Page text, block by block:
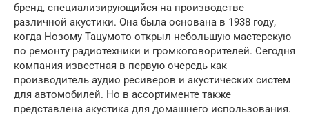
бренд, специализирующийся на производстве
различной акустики. Она была основана в 1938 году,
когда Нозому Тацумото открыл небольшую мастерскую
по ремонту радиотехники и громкоговорителей. Сегодня
компания известная в первую очередь как
производитель аудио ресиверов и акустических систем
для автомобилей. Но в ассортименте также
представлена акустика для домашнего использования.